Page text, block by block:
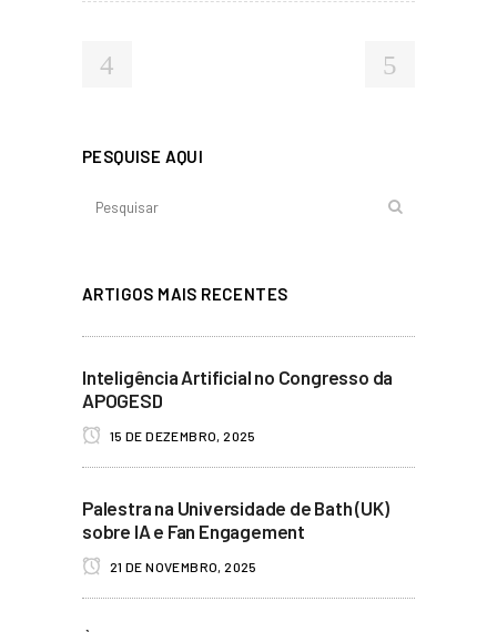
PESQUISE AQUI
ARTIGOS MAIS RECENTES
Inteligência Artificial no Congresso da
APOGESD
15 DE DEZEMBRO, 2025
Palestra na Universidade de Bath (UK)
sobre IA e Fan Engagement
21 DE NOVEMBRO, 2025